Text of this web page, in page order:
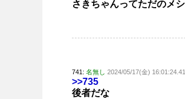
さきちゃんってただのメ
741: 名無し 2024/05/17(金) 16:01:24.41
>>735
後者だな